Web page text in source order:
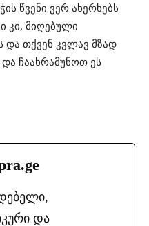
წვენი ვერ ახერხებს
კი, მიღებული
და თქვენ კვლავ მზად
ჩაახრამუნოთ ეს
და